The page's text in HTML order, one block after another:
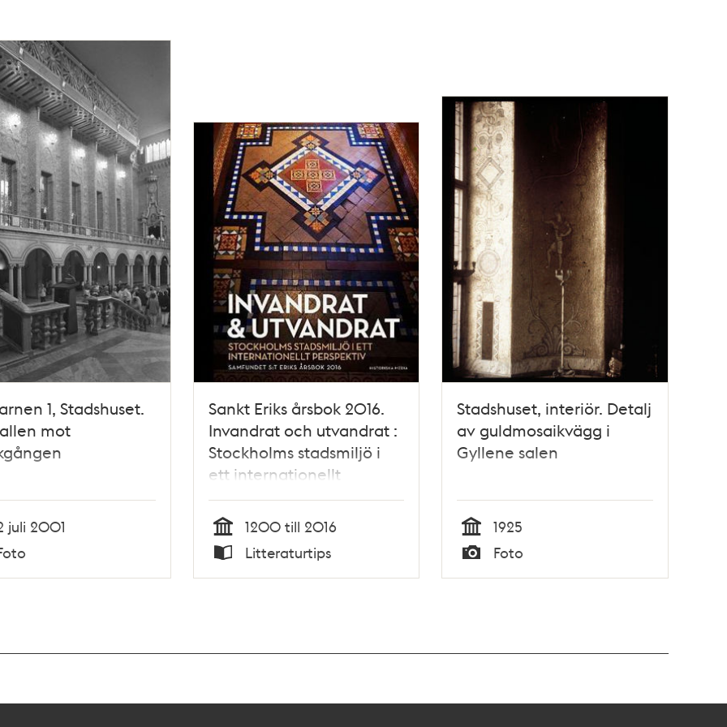
1, Stadshuset.
mot
juli 2001
Sankt Eriks årsbok 2016.
Invandrat och utvandrat :
Stockholms stadsmiljö i
ett internationellt
perspektiv
Tid
1200 till 2016
Typ
Litteraturtips
Stadshuset, interiör. Detalj
av guldmosaikvägg i
Gyllene salen
Tid
1925
Typ
Foto